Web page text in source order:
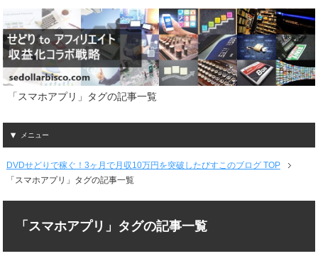
「スマホアプリ」タグの記事一覧
メニュー
DVDせどりで稼ぐ！3ヶ月で月収10万円を突破したびすこのブログ TOP
「スマホアプリ」タグの記事一覧
「スマホアプリ」タグの記事一覧